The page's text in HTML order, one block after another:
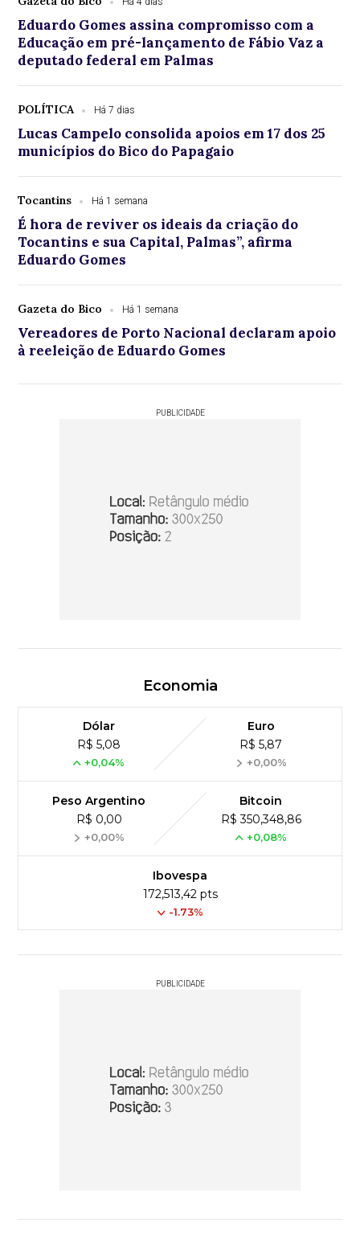
Eduardo Gomes assina compromisso com a
Educação em pré-lançamento de Fábio Vaz a
deputado federal em Palmas
POLÍTICA Há 7 dias
Lucas Campelo consolida apoios em 17 dos 25
municípios do Bico do Papagaio
Tocantins Há 1 semana
É hora de reviver os ideais da criação do
Tocantins e sua Capital, Palmas”, afirma
Eduardo Gomes
Gazeta do Bico Há 1 semana
Vereadores de Porto Nacional declaram apoio
à reeleição de Eduardo Gomes
PUBLICIDADE
Economia
Dólar
R$ 5,08
+0,04%
Euro
R$ 5,87
+0,00%
Peso Argentino
R$ 0,00
+0,00%
Bitcoin
R$ 350,348,86
+0,08%
Ibovespa
172,513,42 pts
-1.73%
PUBLICIDADE